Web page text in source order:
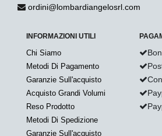
ordini@lombardiangelosrl.com
INFORMAZIONI UTILI
Chi Siamo
Metodi Di Pagamento
Garanzie Sull'acquisto
Acquisto Grandi Volumi
Reso Prodotto
Metodi Di Spedizione
Garanzie Sull'acquisto